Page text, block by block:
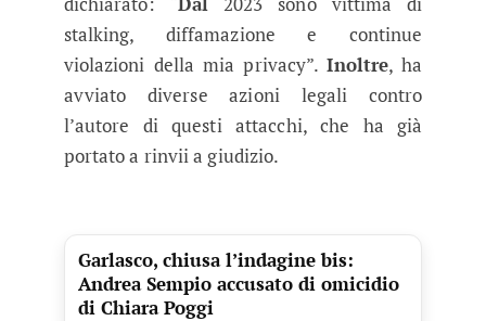
stalking, diffamazione e continue
violazioni della mia privacy”.Inoltre, ha
avviato diverse azioni legali contro
l’autore di questi attacchi, che ha già
portato a rinvii a giudizio.
Garlasco, chiusa l’indagine bis:
Andrea Sempio accusato di omicidio
di Chiara Poggi